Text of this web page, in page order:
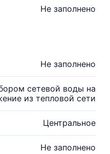
Не заполнено
Не заполнено
сетевой воды на
из тепловой сети
Центральное
Не заполнено